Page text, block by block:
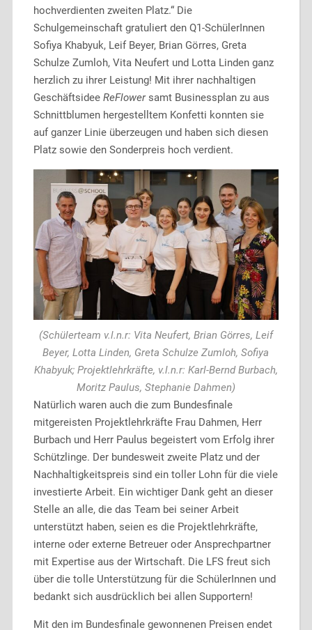
hochverdienten zweiten Platz.“ Die
Schulgemeinschaft gratuliert den Q1-SchülerInnen
Sofiya Khabyuk, Leif Beyer, Brian Görres, Greta
Schulze Zumloh, Vita Neufert und Lotta Linden ganz
herzlich zu ihrer Leistung! Mit ihrer nachhaltigen
Geschäftsidee ReFlowersamt Businessplan zu aus
Schnittblumen hergestelltem Konfetti konnten sie
auf ganzer Linie überzeugen und haben sich diesen
Platz sowie den Sonderpreis hoch verdient.
(Schülerteam v.l.n.r: Vita Neufert, Brian Görres, Leif
Beyer, Lotta Linden, Greta Schulze Zumloh, Sofiya
Khabyuk; Projektlehrkräfte, v.l.n.r: Karl-Bernd Burbach,
Moritz Paulus, Stephanie Dahmen)
Natürlich waren auch die zum Bundesfinale
mitgereisten Projektlehrkräfte Frau Dahmen, Herr
Burbach und Herr Paulus begeistert vom Erfolg ihrer
Schützlinge. Der bundesweit zweite Platz und der
Nachhaltigkeitspreis sind ein toller Lohn für die viele
investierte Arbeit. Ein wichtiger Dank geht an dieser
Stelle an alle, die das Team bei seiner Arbeit
unterstützt haben, seien es die Projektlehrkräfte,
interne oder externe Betreuer oder Ansprechpartner
mit Expertise aus der Wirtschaft. Die LFS freut sich
über die tolle Unterstützung für die SchülerInnen und
bedankt sich ausdrücklich bei allen Supportern!
Mit den im Bundesfinale gewonnenen Preisen endet